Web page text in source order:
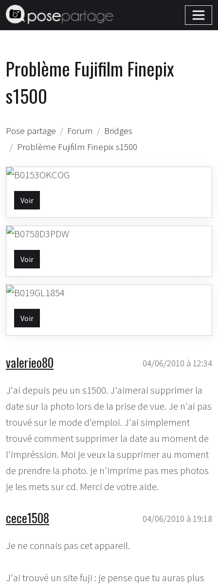
Problème Fujifilm Finepix
s1500
Pose partage Forum
Bridges
Problème Fujifilm Finepix s1500
Voir
Voir
Voir
04/06/2010 à 12:34
valerieo80
J'ai depuis peu un s1500. J'aimerai supprimer la
date sur la photo lors de la prise de vue. Je n'ai pas
trouvé sur le mode d'emploi. J'ai simplement
trouvé comment supprimer la date au moment de
l'impréssion. Moi je veux la supprimer au moment
de prendre la photo. je n'imprime pas mes photos
je les mets sur cd. Merci de votre aide.
04/06/2010 à 19:18
cece1508
Je ne connais pas cet appareil.
J'ai trouvé un site fuji : je pense que tu auras plus